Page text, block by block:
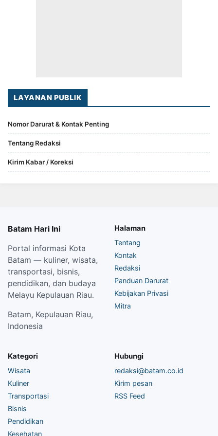
LAYANAN PUBLIK
Nomor Darurat & Kontak Penting
Tentang Redaksi
Kirim Kabar / Koreksi
Batam Hari Ini
Portal informasi Kota
Batam — kuliner, wisata,
transportasi, bisnis,
pendidikan, dan budaya
Melayu Kepulauan Riau.
Batam, Kepulauan Riau,
Indonesia
Halaman
Tentang
Kontak
Redaksi
Panduan Darurat
Kebijakan Privasi
Mitra
Kategori
Wisata
Kuliner
Transportasi
Bisnis
Pendidikan
Kesehatan
Hubungi
redaksi@batam.co.id
Kirim pesan
RSS Feed